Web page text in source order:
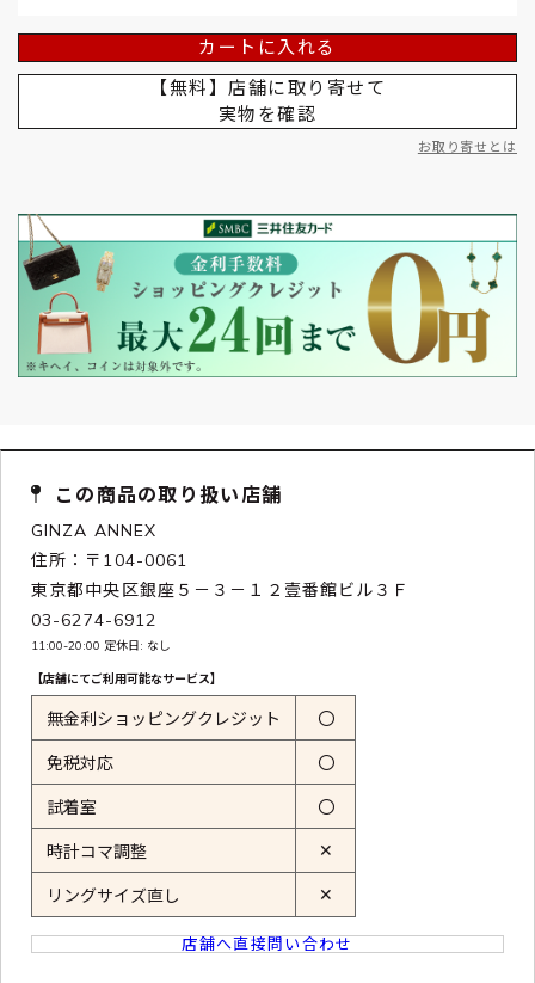
カートに入れる
【無料】店舗に取り寄せて
実物を確認
お取り寄せとは
この商品の取り扱い店舗
GINZA ANNEX
住所：〒104-0061
東京都中央区銀座５－３－１２壹番館ビル３Ｆ
03-6274-6912
11:00-20:00 定休日: なし
【店舗にてご利用可能なサービス】
無金利ショッピングクレジット 〇
免税対応 〇
試着室 〇
時計コマ調整 ✕
リングサイズ直し ✕
店舗へ直接問い合わせ